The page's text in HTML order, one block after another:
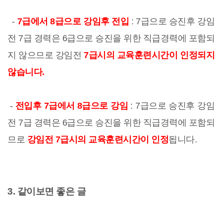
- 7급에서 8급으로 강임후 전입 : 7급으로 승진후 강임
전 7급 경력은 6급으로 승진을 위한 직급경력에 포함되
지 않으므로 강임전7급시의 교육훈련시간이 인정되지
않습니다.
- 전입후 7급에서 8급으로 강임 : 7급으로 승진후 강임
전 7급 경력은 6급으로 승진을 위한 직급경력에 포함되
므로 강임전 7급시의 교육훈련시간이 인정됩니다.
3. 같이보면 좋은 글